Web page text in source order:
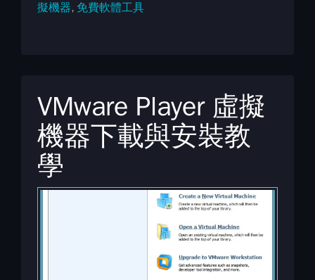
擬機器 免費軟體工具
VMware Player 虛擬
機器下載與安裝教
學